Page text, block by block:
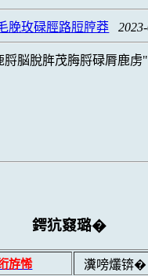
脕玫碌脛路脰脝莽
脳脫脌茂脢脟碌脣鹿虏
鍔犺窡璐�
斿悕
瀵嗙爜锛�